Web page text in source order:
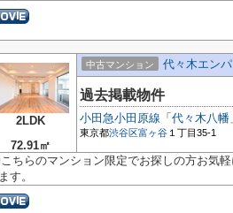
2LDK
72.91㎡
中古マンション 代々木エン
過去掲載物件
小田急小田原線 「 代々木八幡
東京都渋谷区富ヶ谷 １丁目35-1
ちらのマンション限定でお探しの方お気
す。